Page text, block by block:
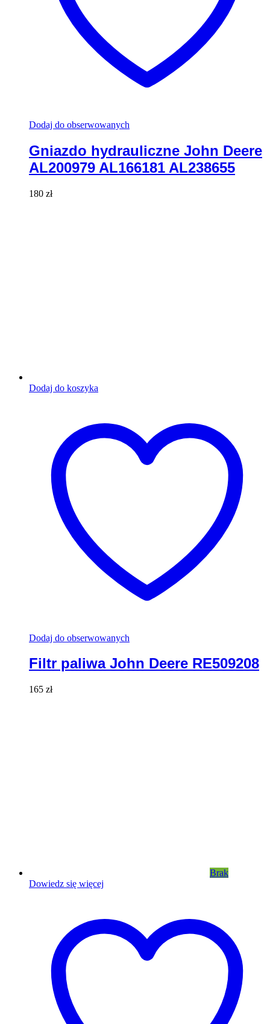
Dodaj do obserwowanych
Gniazdo hydrauliczne John Deere
AL200979 AL166181 AL238655
180 zł
Dodaj do koszyka
Dodaj do obserwowanych
Filtr paliwa John Deere RE509208
165 zł
Brak
Dowiedz się więcej